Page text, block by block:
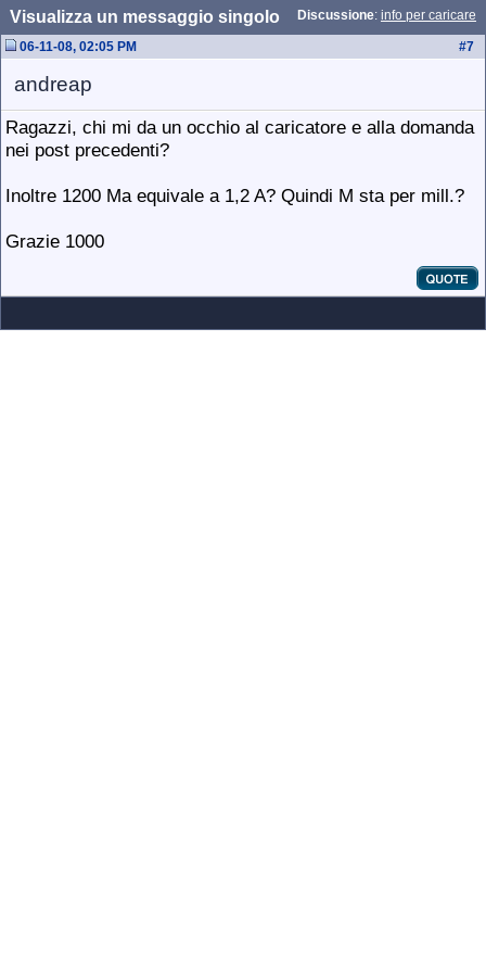
Discussione: info per caricare
Visualizza un messaggio singolo
#7
06-11-08, 02:05 PM
andreap
Ragazzi, chi mi da un occhio al caricatore e alla domanda
nei post precedenti?
Inoltre 1200 Ma equivale a 1,2 A? Quindi M sta per mill.?
Grazie 1000